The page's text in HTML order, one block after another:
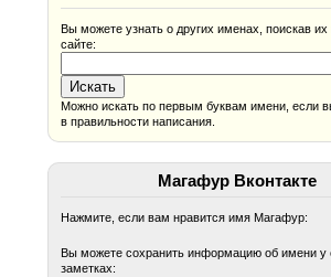
Вы можете узнать о других именах, поискав
сайте:
Можно искать по первым буквам имени, если
в правильности написания.
Магафур Вконтакте
Нажмите, если вам нравится имя Магафур:
Вы можете сохранить информацию об имени у
заметках: